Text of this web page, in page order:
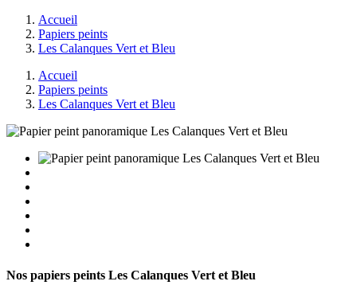
Accueil
Papiers peints
Les Calanques Vert et Bleu
Accueil
Papiers peints
Les Calanques Vert et Bleu
Nos papiers peints Les Calanques Vert et Bleu